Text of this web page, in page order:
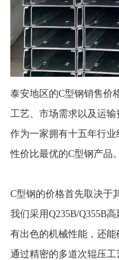
泰安地区的C型钢销售价
工艺、市场需求以及运输
作为一家拥有十五年行
性价比最优的C型钢产品。
C型钢的价格首先取决于
我们采用Q235B/Q355B
有出色的机械性能，还能
通过精密的多道次辊压